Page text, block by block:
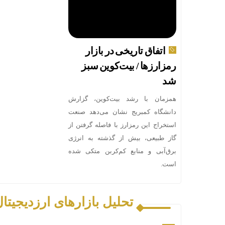
اتفاق تاریخی در بازار
رمزارزها / بیت‌کوین سبز
شد
همزمان با رشد بیت‌کوین، گزارش
دانشگاه کمبریج نشان می‌دهد صنعت
استخراج این رمزارز با فاصله گرفتن از
گاز طبیعی، بیش از گذشته به انرژی
برق‌آبی و منابع کم‌کربن متکی شده
است.
تحلیل بازارهای